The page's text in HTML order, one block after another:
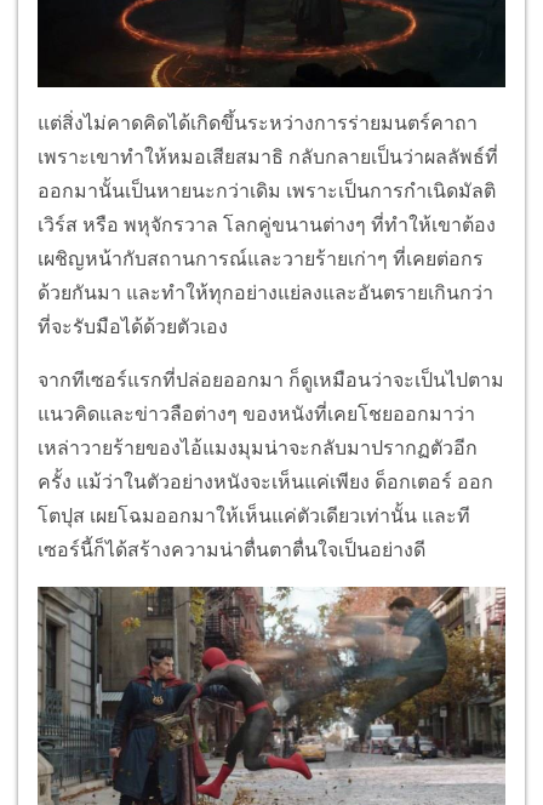
แต่สิ่งไม่คาดคิดได้เกิดขึ้นระหว่างการร่ายมนตร์คาถา
เพราะเขาทำให้หมอเสียสมาธิ กลับกลายเป็นว่าผลลัพธ์ที่
ออกมานั้นเป็นหายนะกว่าเดิม เพราะเป็นการกำเนิดมัลติ
เวิร์ส หรือ พหุจักรวาล โลกคู่ขนานต่างๆ ที่ทำให้เขาต้อง
เผชิญหน้ากับสถานการณ์และวายร้ายเก่าๆ ที่เคยต่อกร
ด้วยกันมา และทำให้ทุกอย่างแย่ลงและอันตรายเกินกว่า
ที่จะรับมือได้ด้วยตัวเอง
จากทีเซอร์แรกที่ปล่อยออกมา ก็ดูเหมือนว่าจะเป็นไปตาม
แนวคิดและข่าวลือต่างๆ ของหนังที่เคยโชยออกมาว่า
เหล่าวายร้ายของไอ้แมงมุมน่าจะกลับมาปรากฏตัวอีก
ครั้ง แม้ว่าในตัวอย่างหนังจะเห็นแค่เพียง ด็อกเตอร์ ออก
โตปุส เผยโฉมออกมาให้เห็นแค่ตัวเดียวเท่านั้น และที
เซอร์นี้ก็ได้สร้างความน่าตื่นตาตื่นใจเป็นอย่างดี